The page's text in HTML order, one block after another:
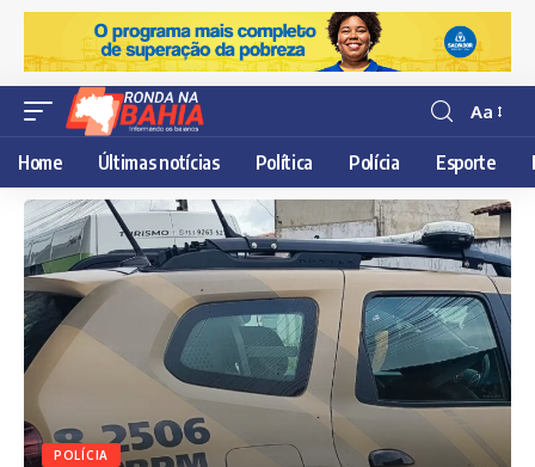
Resisor
de
fonte
Aa
Home Últimas notícias Política Polícia Esporte
POLÍCIA